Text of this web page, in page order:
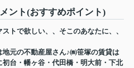
ント(おすすめポイント)
トで欲しい、、そこのあなたに、、
元の不動産屋さん♪㈱笹塚の賃貸は
台・幡ヶ谷・代田橋・明大前・下北